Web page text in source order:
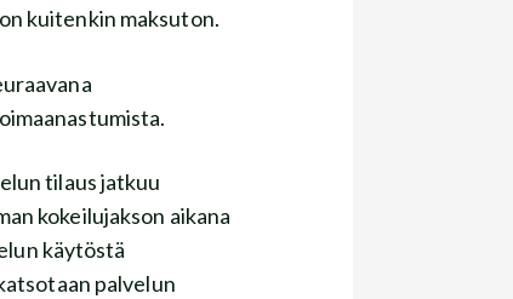
kuitenkin maksuton.
tilaus jatkuu
kokeilujakson aikana
käytöstä
palvelun